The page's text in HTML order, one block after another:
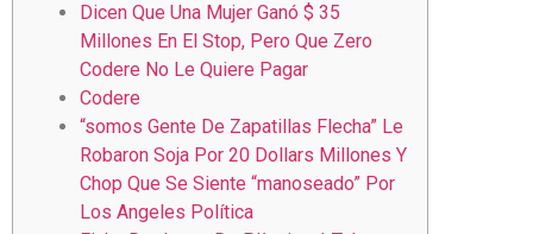
Dicen Que Una Mujer Ganó $ 35
Millones En El Stop, Pero Que Zero
Codere No Le Quiere Pagar
Codere
“somos Gente De Zapatillas Flecha” Le
Robaron Soja Por 20 Dollars Millones Y
Chop Que Se Siente “manoseado” Por
Los Angeles Política